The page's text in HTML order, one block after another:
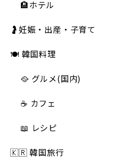
🏨ホテル
🤰妊娠・出産・子育て
🍽 韓国料理
🥘 グルメ(国内)
☕️ カフェ
📖 レシピ
🇰🇷 韓国旅行